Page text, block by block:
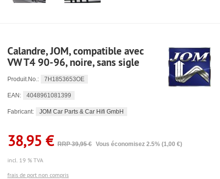
Calandre, JOM, compatible avec
VW T4 90-96, noire, sans sigle
Produit.No.: 7H1853653OE
EAN: 4048961081399
Fabricant: JOM Car Parts & Car Hifi GmbH
38,95 € RRP 39,95 € Vous économisez 2.5% (1,00 €)
incl. 19 % TVA
frais de port non compris